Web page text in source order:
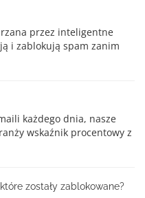
przez inteligentne
i zablokują spam zanim
każdego dnia, nasze
wskaźnik procentowy z
zostały zablokowane?